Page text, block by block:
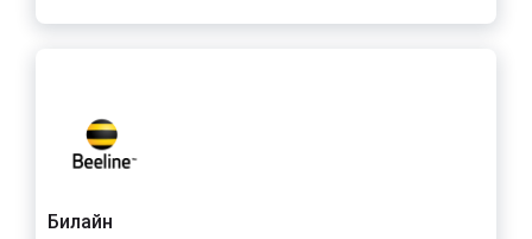
Билайн